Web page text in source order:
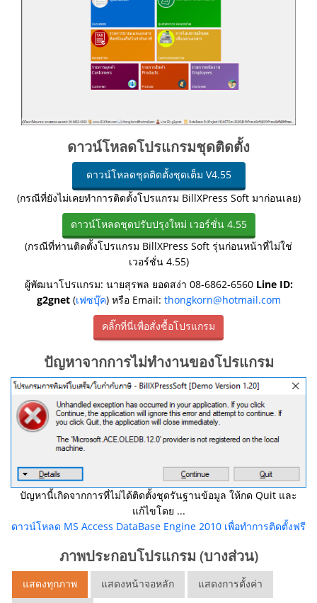
ดาวน์โหลดโปรแกรมชุดติดตั้ง
ดาวน์โหลดชุดติดตั้งชุดเต็ม V4.55
(กรณีที่ยังไม่เคยทำการติดตั้งโปรแกรม BillXPress Soft มาก่อนเลย)
ดาวน์โหลดชุดปรับปรุงใหม่ เวอร์ชั่น 4.55
(กรณีที่ท่านติดตั้งโปรแกรม BillXPress Soft รุ่นก่อนหน้าที่ไม่ใช่
เวอร์ชั่น 4.55)
ผู้พัฒนาโปรแกรม: นายสุรพล ยอดสง่า 08-6862-6560 Line ID:
g2gnet(เฟซบุ๊ค) หรือ Email: thongkorn@hotmail.com
คลิ๊กที่นี่เพื่อสั่งซื้อโปรแกรม
ปัญหาจากการไม่ทำงานของโปรแกรม
ปัญหานี้เกิดจากการที่ไม่ได้ติดตั้งชุดรันฐานข้อมูล ให้กด Quit และ
แก้ไขโดย ...
ดาวน์โหลด MS Access DataBase Engine 2010 เพื่อทำการติดตั้งฟรี
ภาพประกอบโปรแกรม (บางส่วน)
แสดงทุกภาพ แสดงหน้าจอหลัก
แสดงการตั้งค่า